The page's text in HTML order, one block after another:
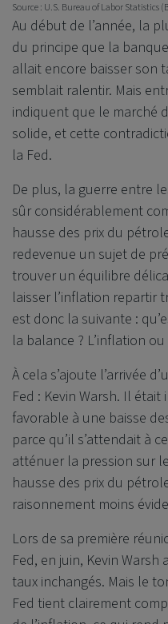
Source : U.S. Bureau of Labor Statistics
Au début de l’année, la
du principe que la
allait encore baisser son
semblait ralentir. Mais
indiquent que le marché
solide, et cette
la Fed.
De plus, la guerre entre
sûr considérablement
hausse des prix du
redevenue un sujet de
trouver un équilibre
laisser l’inflation repartir
est donc la suivante :
la balance ? L’inflation ou
À cela s’ajoute l’arrivée
Fed : Kevin Warsh. Il
favorable à une baisse
parce qu’il s’attendait à
atténuer la pression sur
hausse des prix du
raisonnement moins
Lors de sa première
Fed, en juin, Kevin
taux inchangés. Mais le
Fed tient clairement